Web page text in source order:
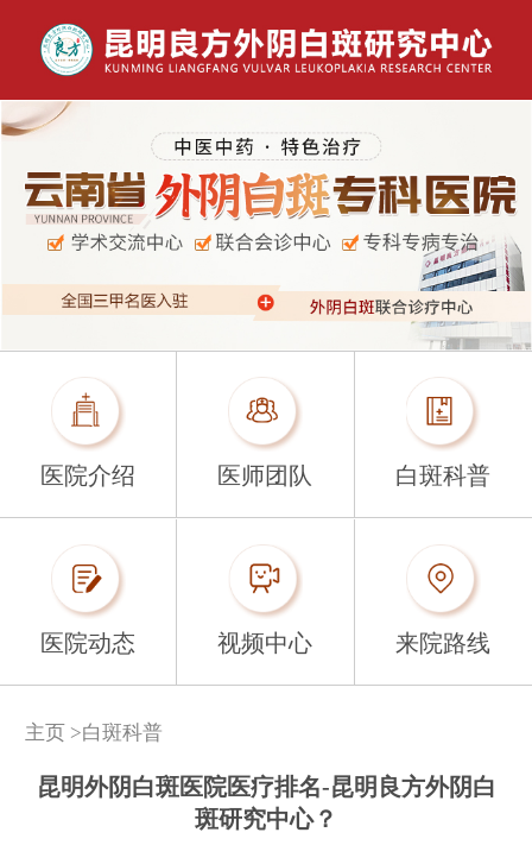
医院介绍 医师团队 白斑科普
医院动态 视频中心 来院路线
主页 >白斑科普
昆明外阴白斑医院医疗排名-昆明良方外阴白
斑研究中心？